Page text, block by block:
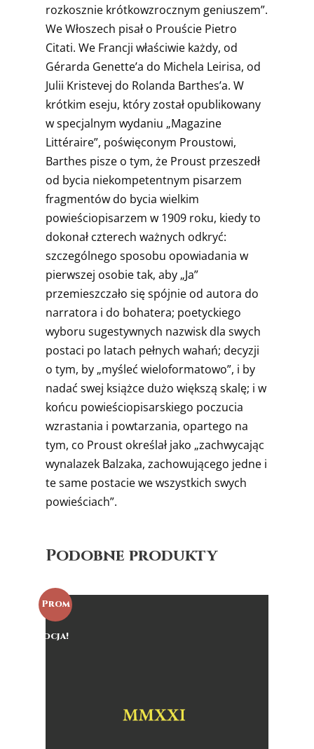
rozkosznie krótkowzrocznym geniuszem”.
We Włoszech pisał o Prouście Pietro
Citati. We Francji właściwie każdy, od
Gérarda Genette’a do Michela Leirisa, od
Julii Kristevej do Rolanda Barthes’a. W
krótkim eseju, który został opublikowany
w specjalnym wydaniu „Magazine
Littéraire”, poświęconym Proustowi,
Barthes pisze o tym, że Proust przeszedł
od bycia niekompetentnym pisarzem
fragmentów do bycia wielkim
powieściopisarzem w 1909 roku, kiedy to
dokonał czterech ważnych odkryć:
szczególnego sposobu opowiadania w
pierwszej osobie tak, aby „Ja”
przemieszczało się spójnie od autora do
narratora i do bohatera; poetyckiego
wyboru sugestywnych nazwisk dla swych
postaci po latach pełnych wahań; decyzji
o tym, by „myśleć wieloformatowo”, i by
nadać swej książce dużo większą skalę; i w
końcu powieściopisarskiego poczucia
wzrastania i powtarzania, opartego na
tym, co Proust określał jako „zachwycając
wynalazek Balzaka, zachowującego jedne i
te same postacie we wszystkich swych
powieściach”.
Podobne produkty
Prom
ocja!